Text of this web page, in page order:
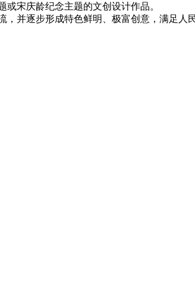
宋庆龄纪念主题的文创设计作品。
，并逐步形成特色鲜明、极富创意，满足